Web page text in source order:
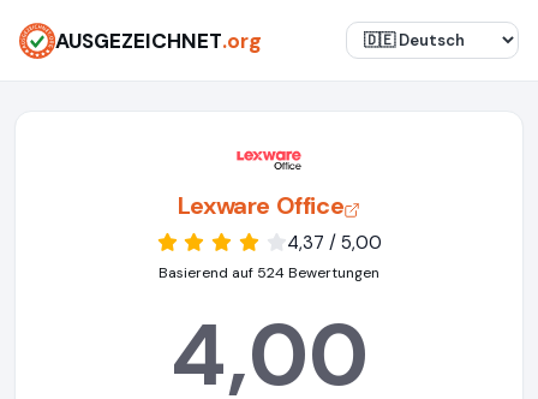
AUSGEZEICHNET.org
Lexware Office
4,37 / 5,00
Basierend auf 524 Bewertungen
4,00